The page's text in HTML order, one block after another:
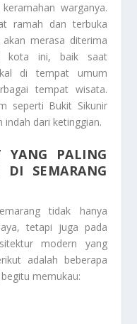
warganya.
ramah dan terbuka
merasa diterima
kota ini, baik saat
di tempat umum
tempat wisata.
seperti Bukit Sikunir
dari ketinggian.
YANG PALING
DI SEMARANG
tidak hanya
tetapi juga pada
modern yang
adalah beberapa
memukau: